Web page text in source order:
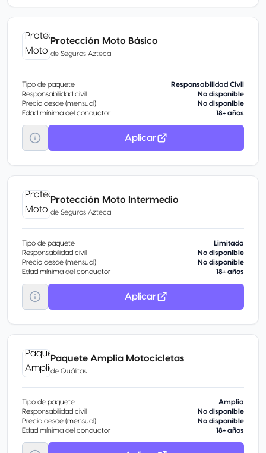
Protección Moto Básico
de Seguros Azteca
Tipo de paquete
Responsabilidad Civil
Responsabilidad civil
No disponible
Precio desde (mensual)
No disponible
Edad mínima del conductor
18+ años
Aplicar
Protección Moto Intermedio
de Seguros Azteca
Tipo de paquete
Limitada
Responsabilidad civil
No disponible
Precio desde (mensual)
No disponible
Edad mínima del conductor
18+ años
Aplicar
Paquete Amplia Motocicletas
de Quálitas
Tipo de paquete
Amplia
Responsabilidad civil
No disponible
Precio desde (mensual)
No disponible
Edad mínima del conductor
18+ años